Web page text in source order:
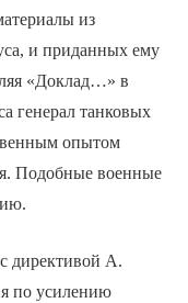
из
и приданных ему
«Доклад…» в
генерал танковых
опытом
Подобные военные
с директивой А.
по усилению